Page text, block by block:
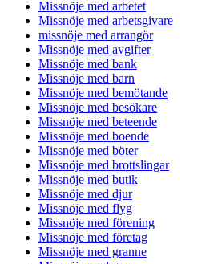
Missnöje med arbetet
Missnöje med arbetsgivare
missnöje med arrangör
Missnöje med avgifter
Missnöje med bank
Missnöje med barn
Missnöje med bemötande
Missnöje med besökare
Missnöje med beteende
Missnöje med boende
Missnöje med böter
Missnöje med brottslingar
Missnöje med butik
Missnöje med djur
Missnöje med flyg
Missnöje med förening
Missnöje med företag
Missnöje med granne